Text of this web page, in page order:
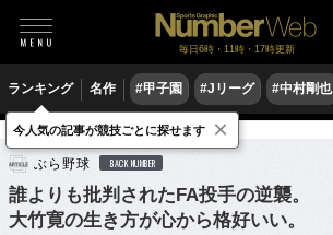
毎日6時・11時・17時更新
ランキング 名作 #甲子園 #Jリーグ #中村剛也
野球 プロ野球
ぶら野球 BACK NUMBER
誰よりも批判されたFA投手の逆襲。
大竹寛の生き方が心から格好いい。
今人気の記事が競技ごとに探せます ×